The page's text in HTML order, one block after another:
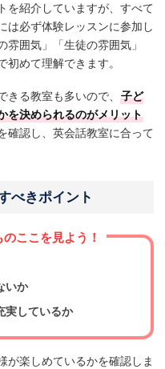
を紹介していますが、すべて
は必ず体験レッスンに参加し
雰囲気」「生徒の雰囲気」
めて理解できます。
る教室も多いので、 子ど
を決められるのがメリット
確認し、英会話教室に合って
べきポイント
ここを見よう！
いか
実しているか
が楽しめているかを確認しま